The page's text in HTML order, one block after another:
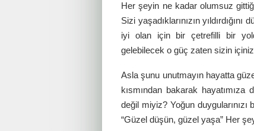
Her şeyin ne kadar olumsuz
Sizi yaşadıklarınızın
iyi olan için bir çetrefilli bir
gelebilecek o güç zaten sizin
Asla şunu unutmayın hayatta
kısmından bakarak
değil miyiz? Yoğun duygularınızı
“Güzel düşün, güzel yaşa” Her